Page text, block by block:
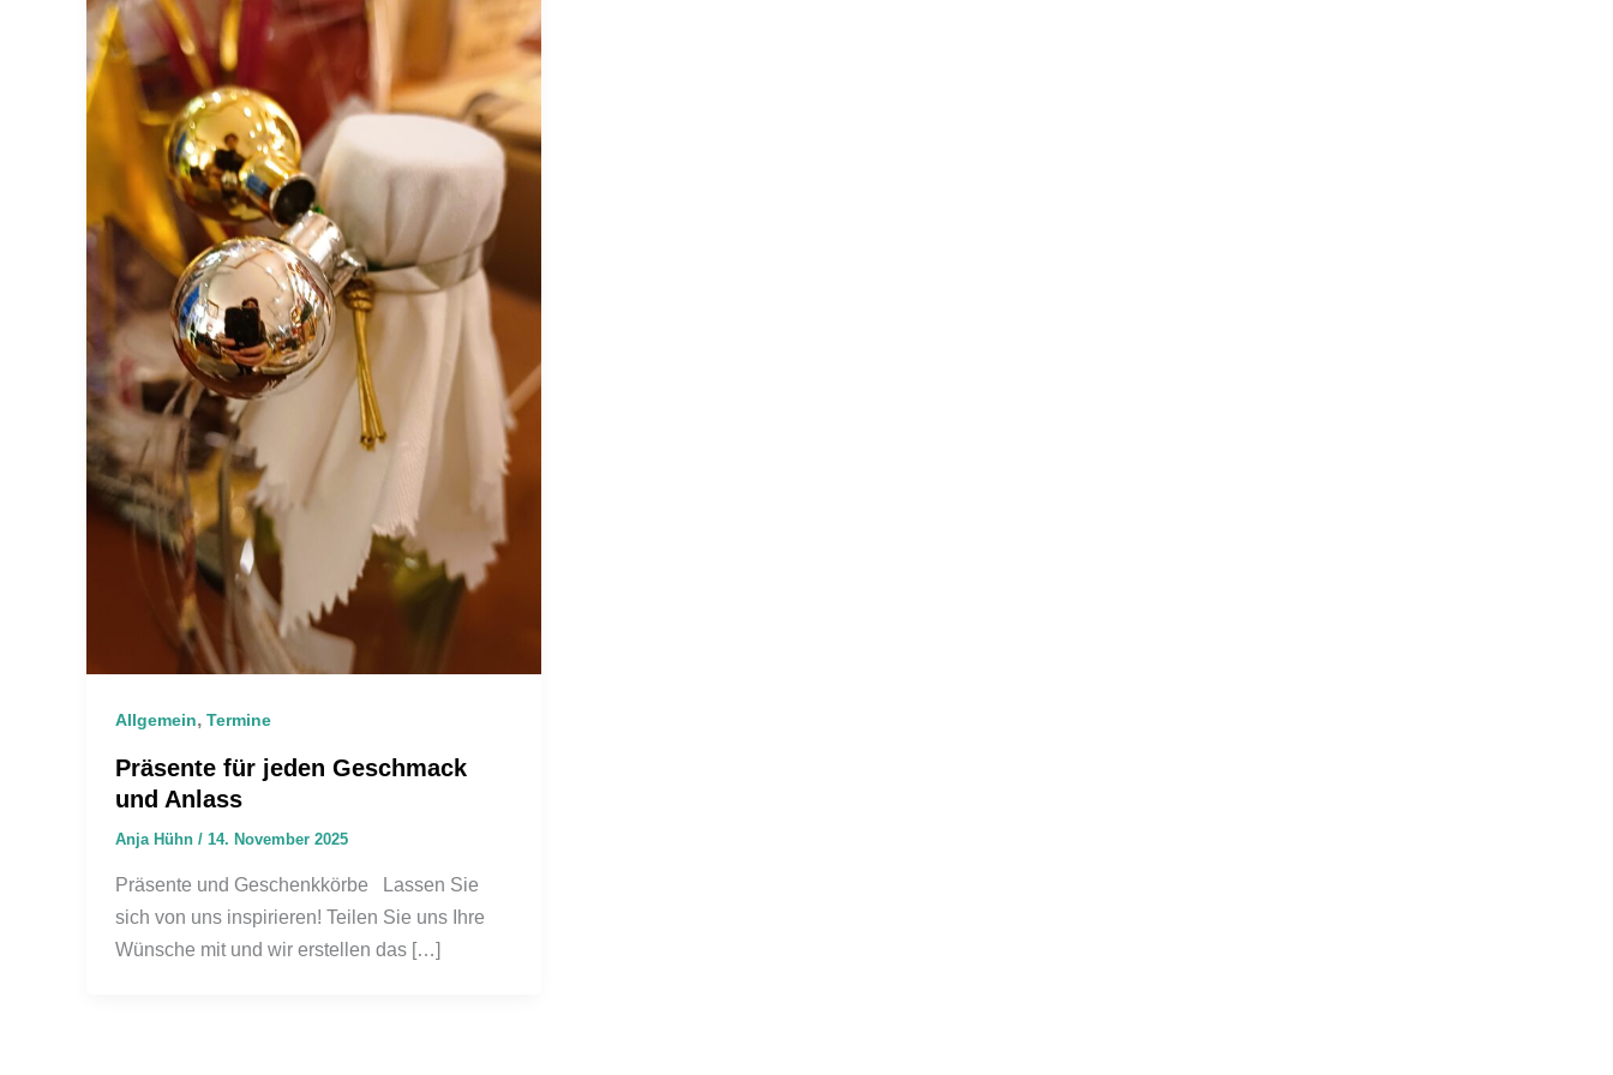
Allgemein, Termine
Präsente für jeden Geschmack
und Anlass
Anja Hühn / 14. November 2025
Präsente und Geschenkkörbe Lassen Sie
sich von uns inspirieren! Teilen Sie uns Ihre
Wünsche mit und wir erstellen das […]